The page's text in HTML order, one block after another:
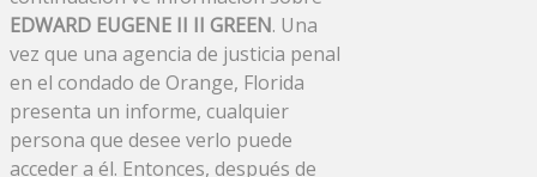
EDWARD EUGENE II II GREEN. Una
vez que una agencia de justicia penal
en el condado de Orange, Florida
presenta un informe, cualquier
persona que desee verlo puede
acceder a él. Entonces, después de